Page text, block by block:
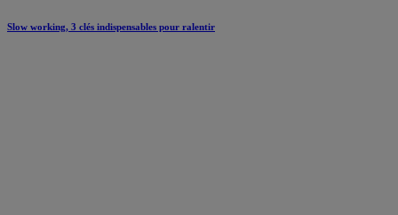
Slow working, 3 clés indispensables pour ralentir